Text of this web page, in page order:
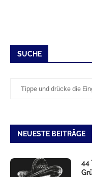
SUCHE
NEUESTE BEITRÄGE
44